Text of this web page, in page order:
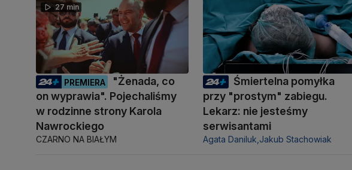
27 min
PREMIERA
"Żenada, co
on wyprawia". Pojechaliśmy
w rodzinne strony Karola
Nawrockiego
CZARNO NA BIAŁYM
Śmiertelna pomyłka
przy "prostym" zabiegu.
Lekarz: nie jesteśmy
serwisantami
Agata Daniluk, Jakub Stachowiak